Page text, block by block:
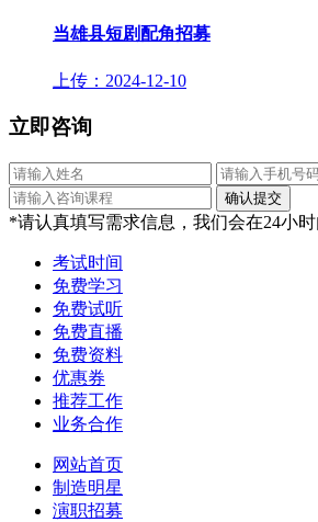
当雄县短剧配角招募
上传：2024-12-10
立即咨询
*请认真填写需求信息，我们会在24小时
考试时间
免费学习
免费试听
免费直播
免费资料
优惠券
推荐工作
业务合作
网站首页
制造明星
演职招募